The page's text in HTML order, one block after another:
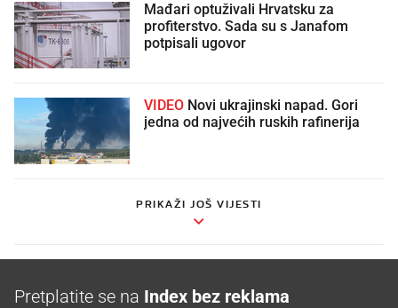
Mađari optuživali Hrvatsku za
profiterstvo. Sada su s Janafom
potpisali ugovor
VIDEO
jedna od najvećih ruskih rafinerija
PRIKAŽI JOŠ VIJESTI
Pretplatite se na Index bez reklama